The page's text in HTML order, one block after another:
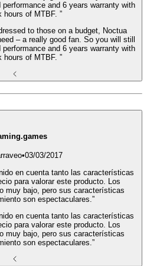
and 6 years warranty with
hours of MTBF. ”
to those on a budget, Noctua
– a really good fan. So you will still
and 6 years warranty with
hours of MTBF. ”
•03/03/2017
en cuenta tanto las características
para valorar este producto. Los
muy bajo, pero sus características
son espectaculares.”
en cuenta tanto las características
para valorar este producto. Los
muy bajo, pero sus características
son espectaculares.”